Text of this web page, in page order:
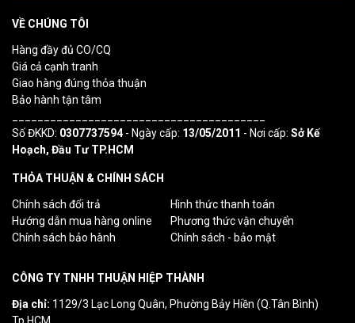
VỀ CHÚNG TÔI
Hàng đầy đủ CO/CQ
Giá cả cạnh tranh
Giao hàng đúng thỏa thuận
Bảo hành tận tâm
Số ĐKKD: 0307737594- Ngày cấp: 13/05/2011 - Nơi cấp: Sở Kế
Hoạch, Đầu Tư TP.HCM
THỎA THUẬN & CHÍNH SÁCH
Chính sách đổi trả
Hình thức thanh toán
Hướng dẫn mua hàng online
Phương thức vận chuyển
Chính sách bảo hành
Chính sách - bảo mật
CÔNG TY TNHH THUẬN HIỆP THÀNH
Địa chỉ: 1129/3 Lạc Long Quân, Phường Bảy Hiền (Q.Tân Bình)